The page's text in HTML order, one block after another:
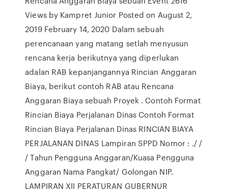
Views by Kampret Junior Posted on August 2,
2019 February 14, 2020 Dalam sebuah
perencanaan yang matang setlah menyusun
rencana kerja berikutnya yang diperlukan
adalan RAB kepanjangannya Rincian Anggaran
Biaya, berikut contoh RAB atau Rencana
Anggaran Biaya sebuah Proyek . Contoh Format
Rincian Biaya Perjalanan Dinas Contoh Format
Rincian Biaya Perjalanan Dinas RINCIAN BIAYA
PERJALANAN DINAS Lampiran SPPD Nomor : ./ /
/ Tahun Pengguna Anggaran/Kuasa Pengguna
Anggaran Nama Pangkat/ Golongan NIP.
LAMPIRAN XII PERATURAN GUBERNUR